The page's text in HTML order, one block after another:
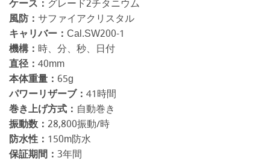
ケース： グレード2チタニウム
風防： サファイアクリスタル
キャリバー： Cal.SW200-1
機構： 時、分、秒、日付
直径： 40mm
本体重量： 65g
パワーリザーブ： 41時間
巻き上げ方式： 自動巻き
振動数： 28,800振動/時
防水性： 150m防水
保証期間： 3年間